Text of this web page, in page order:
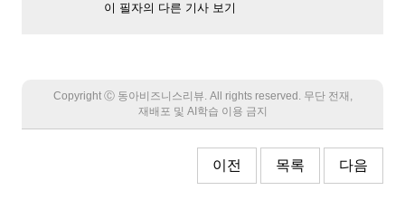
이 필자의 다른 기사 보기
Copyright Ⓒ 동아비즈니스리뷰. All rights reserved. 무단 전재,
재배포 및 AI학습 이용 금지
이전 목록 다음